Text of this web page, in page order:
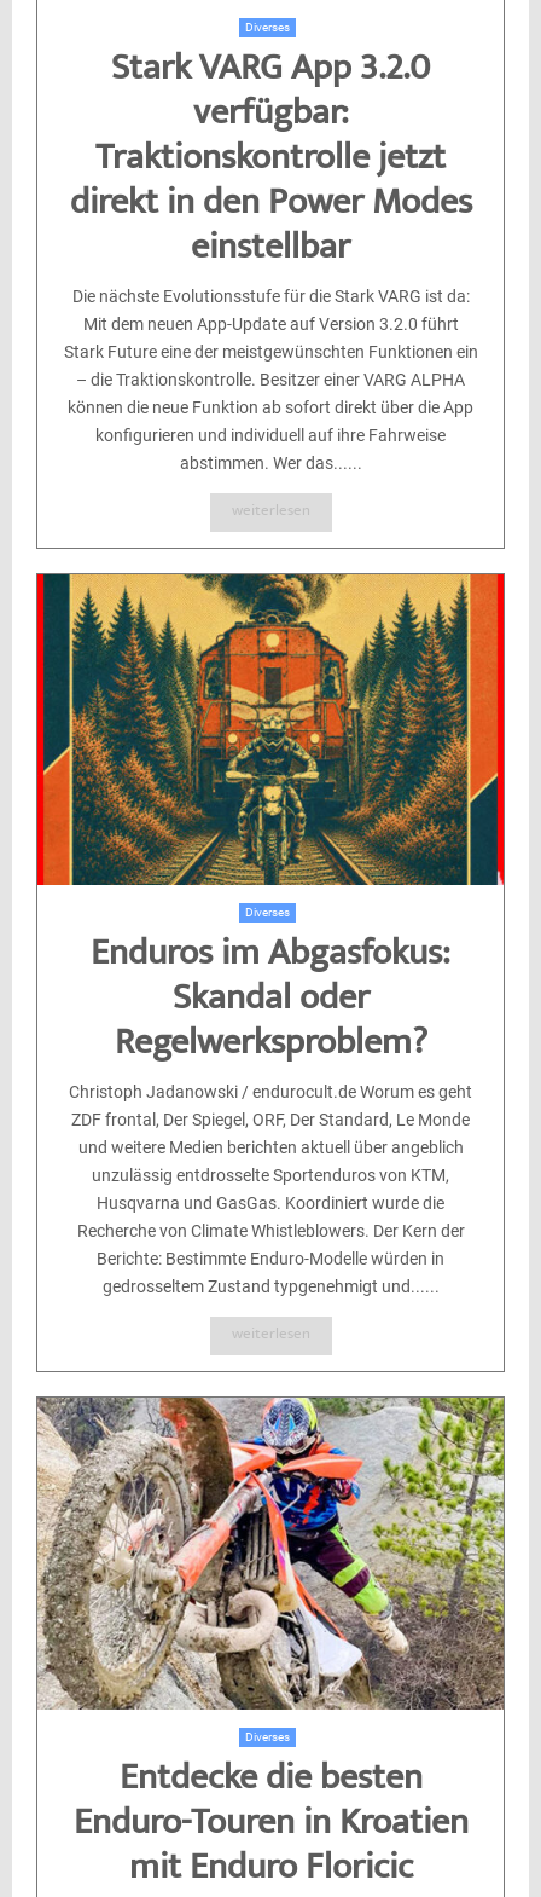
Diverses
Stark VARG App 3.2.0
verfügbar:
Traktionskontrolle jetzt
direkt in den Power Modes
einstellbar
Die nächste Evolutionsstufe für die Stark VARG ist da:
Mit dem neuen App-Update auf Version 3.2.0 führt
Stark Future eine der meistgewünschten Funktionen ein
– die Traktionskontrolle. Besitzer einer VARG ALPHA
können die neue Funktion ab sofort direkt über die App
konfigurieren und individuell auf ihre Fahrweise
abstimmen. Wer das......
weiterlesen
Diverses
Enduros im Abgasfokus:
Skandal oder
Regelwerksproblem?
Christoph Jadanowski / endurocult.de Worum es geht
ZDF frontal, Der Spiegel, ORF, Der Standard, Le Monde
und weitere Medien berichten aktuell über angeblich
unzulässig entdrosselte Sportenduros von KTM,
Husqvarna und GasGas. Koordiniert wurde die
Recherche von Climate Whistleblowers. Der Kern der
Berichte: Bestimmte Enduro-Modelle würden in
gedrosseltem Zustand typgenehmigt und......
weiterlesen
Diverses
Entdecke die besten
Enduro-Touren in Kroatien
mit Enduro Floricic